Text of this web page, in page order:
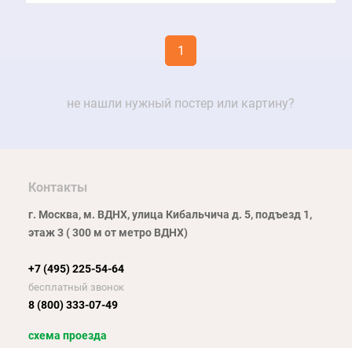
1
не нашли нужный постер или картину?
Контакты
г. Москва, м. ВДНХ, улица Кибальчича д. 5, подъезд 1,
этаж 3 ( 300 м от метро ВДНХ)
+7 (495) 225-54-64
бесплатный звонок
8 (800) 333-07-49
схема проезда